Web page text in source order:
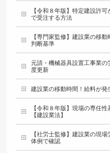
【令和８年版】特定建設許
で受注する方法
【専門家監修】建設業の移
判断基準
元請・機械器具設置工事業
度更新
建設業の移動時間！給料が
【令和８年版】現場の専任
【建設業法】
【社労士監修】建設業の現
体例で確認